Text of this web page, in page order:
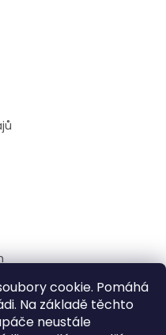
cookie. Pomáhá
Na základě těchto
neustále